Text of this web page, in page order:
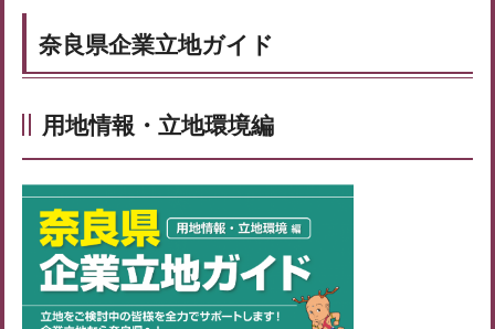
奈良県企業立地ガイド
用地情報・立地環境編